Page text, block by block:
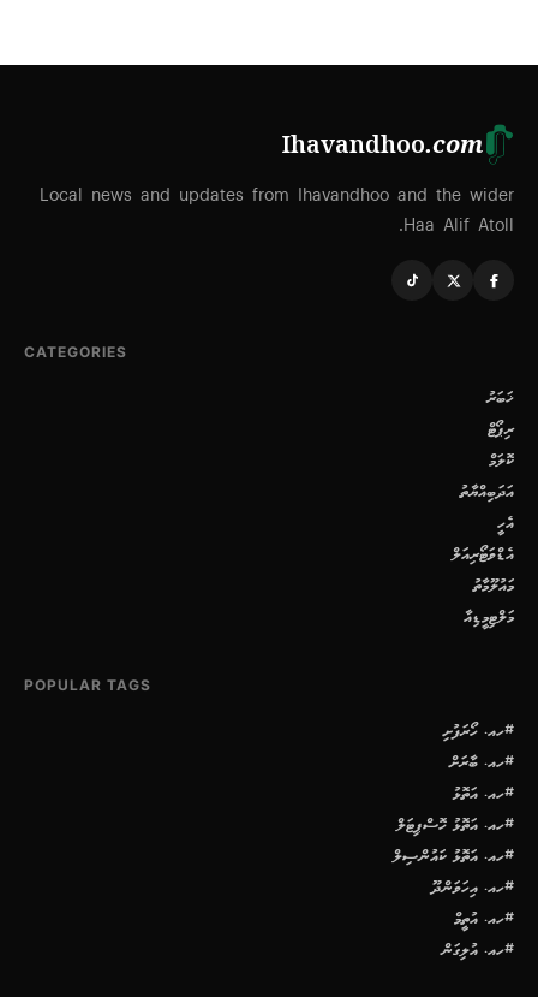
Ihavandhoo.com
Local news and updates from Ihavandhoo and the wider
Haa Alif Atoll.
CATEGORIES
ޚަބަރު
ރިޕޯޓް
ކޮލަމް
އަދަބިއްޔާތު
އެހީ
އެޑްވަޓޯރިއަލް
މައުލޫމާތު
މަލްޓިމީޑިއާ
POPULAR TAGS
#ހއ. ހޯރަފުށި
#ހއ. ބާރަށް
#ހއ. އަތޮޅު
#ހއ. އަތޮޅު ހޮސްޕިޓަލް
#ހއ. އަތޮޅު ކައުންސިލް
#ހއ. އިހަވަންދޫ
#ހއ. އުތީމް
#ހއ. އުލިގަން